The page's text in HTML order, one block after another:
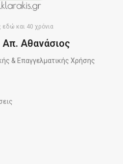
εδώ και 40 χρόνια
Απ. Αθανάσιος
& Επαγγελματικής Χρήσης